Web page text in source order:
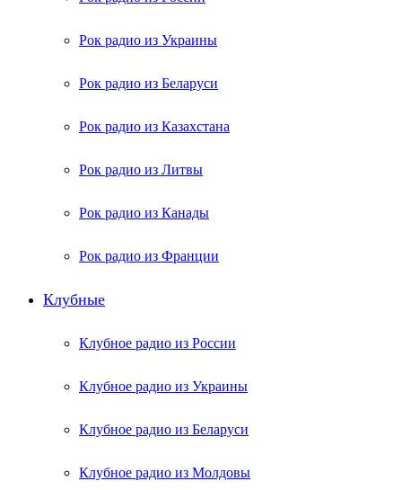
Рок радио из Украины
Рок радио из Беларуси
Рок радио из Казахстана
Рок радио из Литвы
Рок радио из Канады
Рок радио из Франции
Клубные
Клубное радио из России
Клубное радио из Украины
Клубное радио из Беларуси
Клубное радио из Молдовы